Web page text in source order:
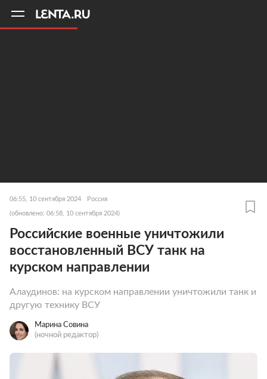
06:55, 10 сентября 2024 Россия
(обновлено: 06:58, 10 сентября 2024)
Российские военные уничтожили
восстановленный ВСУ танк на
курском направлении
Алаудинов: на курском направлении уничтожили танк и
другую технику ВСУ
Марина Совина
(ночной редактор)